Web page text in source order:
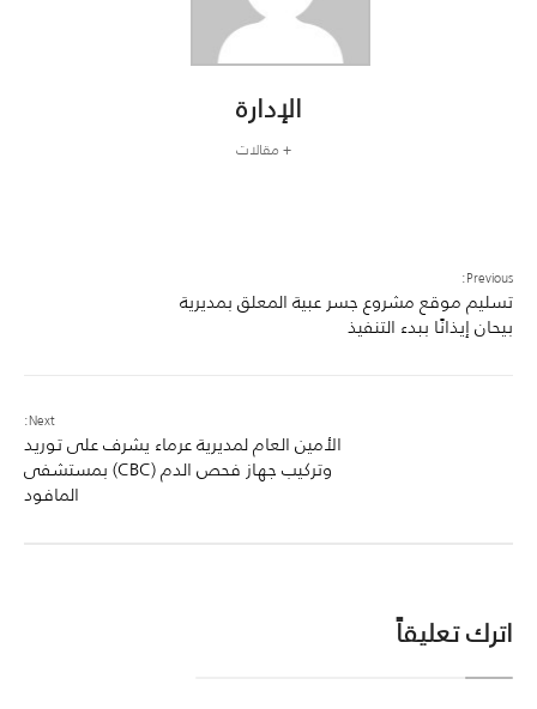
الإدارة
+ مقالات
Previous:
تسليم موقع مشروع جسر عبية المعلق بمديرية
بيحان إيذانًا ببدء التنفيذ
Next:
الأمين العام لمديرية عرماء يشرف على توريد
وتركيب جهاز فحص الدم (CBC) بمستشفى
المافود
اترك تعليقاً